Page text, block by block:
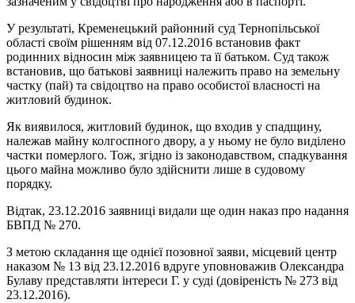
У результаті, Кременецький районний суд Тернопільської
області своїм рішенням від 07.12.2016 встановив факт
родинних відносин між заявницею та її батьком. Суд також
встановив, що батькові заявниці належить право на земельну
частку (пай) та свідоцтво на право особистої власності на
житловий будинок.
Як виявилося, житловий будинок, що входив у спадщину,
належав майну колгоспного двору, а у ньому не було виділено
частки померлого. Тож, згідно із законодавством, спадкування
цього майна можливо було здійснити лише в судовому
порядку.
Відтак, 23.12.2016 заявниці видали ще один наказ про надання
БВПД № 270.
З метою складання ще однієї позовної заяви, місцевий центр
наказом № 13 від 23.12.2016 вдруге уповноважив Олександра
Булаву представляти інтереси Г. у суді (довіреність № 273 від
23.12.2016).